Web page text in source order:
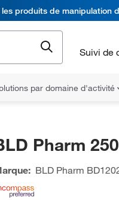
les produits de manipulation
Suivi de
par domaine d'activité
Pharm
BLD Pharm